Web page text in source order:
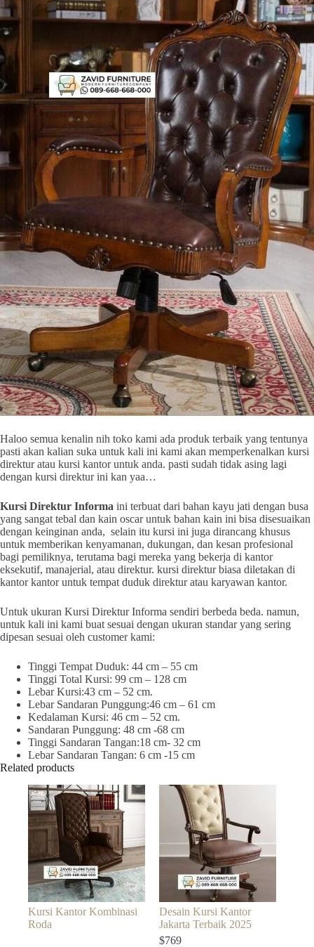
Haloo semua kenalin nih toko kami ada produk terbaik yang tentunya
pasti akan kalian suka untuk kali ini kami akan memperkenalkan kursi
direktur atau kursi kantor untuk anda. pasti sudah tidak asing lagi
dengan kursi direktur ini kan yaa…
Kursi Direktur Informa ini terbuat dari bahan kayu jati dengan busa
yang sangat tebal dan kain oscar untuk bahan kain ini bisa disesuaikan
dengan keinginan anda, selain itu kursi ini juga dirancang khusus
untuk memberikan kenyamanan, dukungan, dan kesan profesional
bagi pemiliknya, terutama bagi mereka yang bekerja di kantor
eksekutif, manajerial, atau direktur. kursi direktur biasa diletakan di
kantor kantor untuk tempat duduk direktur atau karyawan kantor.
Untuk ukuran Kursi Direktur Informa sendiri berbeda beda. namun,
untuk kali ini kami buat sesuai dengan ukuran standar yang sering
dipesan sesuai oleh customer kami:
Tinggi Tempat Duduk: 44 cm – 55 cm
Tinggi Total Kursi: 99 cm – 128 cm
Lebar Kursi:43 cm – 52 cm.
Lebar Sandaran Punggung:46 cm – 61 cm
Kedalaman Kursi: 46 cm – 52 cm.
Sandaran Punggung: 48 cm -68 cm
Tinggi Sandaran Tangan:18 cm- 32 cm
Lebar Sandaran Tangan: 6 cm -15 cm
Related products
Kursi Kantor Kombinasi
Roda
Desain Kursi Kantor
Jakarta Terbaik 2025
$769